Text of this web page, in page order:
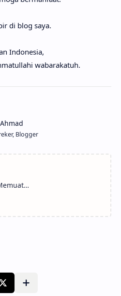
di blog saya.
Indonesia,
wabarakatuh.
Blogger